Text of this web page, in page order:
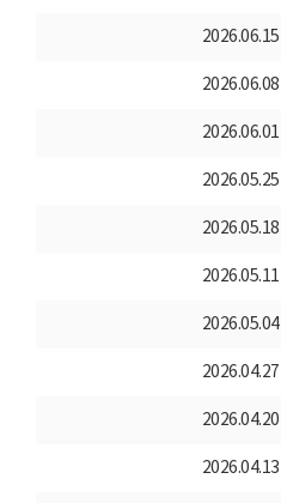
2026.06.15
2026.06.08
2026.06.01
2026.05.25
2026.05.18
2026.05.11
2026.05.04
2026.04.27
2026.04.20
2026.04.13